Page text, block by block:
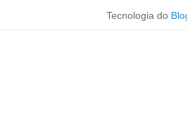
Tecnologia do